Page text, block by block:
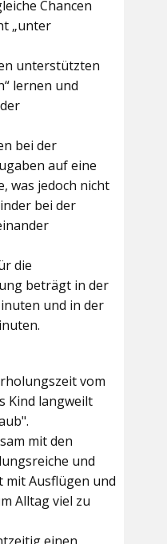
Chancen
„unter
unterstützten
lernen und
bei der
auf eine
was jedoch nicht
bei der
die
beträgt in der
und in der
vom
Kind langweilt
mit den
und
mit Ausflügen und
Alltag viel zu